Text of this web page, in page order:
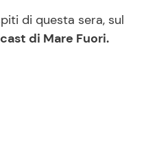
di questa sera, sul
cast di Mare Fuori.